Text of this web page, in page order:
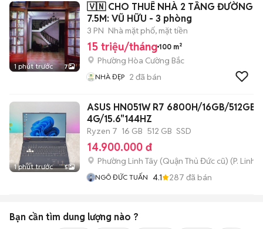
1 phút trước 7
🇻🇳 CHO THUÊ NHÀ 2 TẦNG ĐƯỜNG
7.5M: VŨ HỮU - 3 phòng
3 PN Nhà mặt phố, mặt tiền
15 triệu/tháng 100 m²
Phường Hòa Cường Bắc
NHÀ ĐẸP 2 đã bán
1 phút trước 5
ASUS HN051W R7 6800H/16GB/
4G/15.6"144HZ
Ryzen 7 16 GB 512 GB SSD
14.900.000 đ
Phường Linh Tây (Quận Thủ Đức cũ) (P. Linh
NGÔ ĐỨC TUẤN 4.1 287 đã bán
Bạn cần tìm dung lượng nào ?